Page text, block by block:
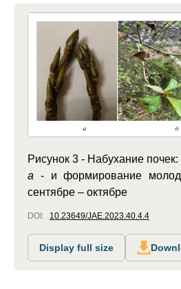
Рисунок 3 - Набухание почек:
а - и формирование
сентябре – октябре
DOI: 10.23649/JAE.2023.40.4.4
Display full size